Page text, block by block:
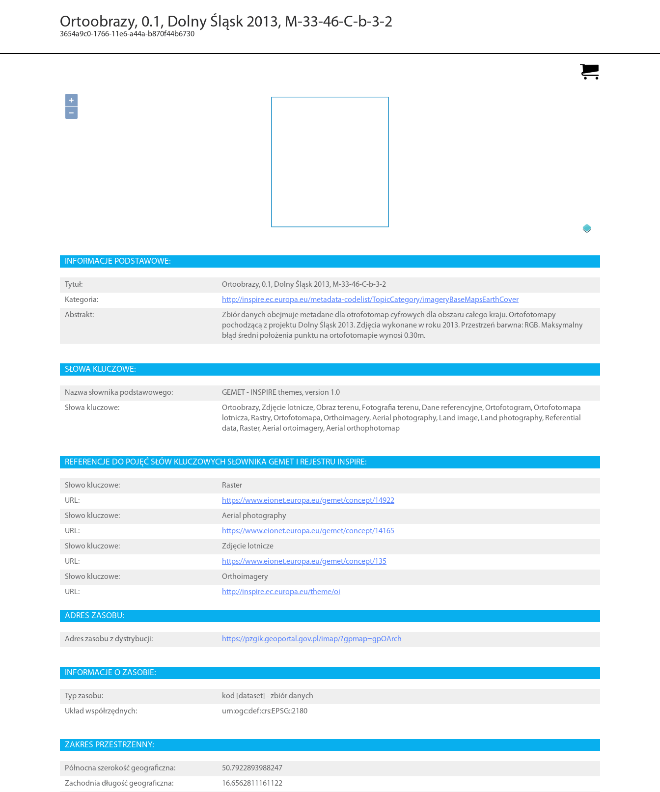
Ortoobrazy, 0.1, Dolny Śląsk 2013, M-33-46-C-b-3-2
3654a9c0-1766-11e6-a44a-b870f44b6730
+
−
INFORMACJE PODSTAWOWE:
Tytuł:
Ortoobrazy, 0.1, Dolny Śląsk 2013, M-33-46-C-b-3-2
Kategoria:
http://inspire.ec.europa.eu/metadata-codelist/TopicCategory/imageryBaseMapsEarthCover
Abstrakt:
Zbiór danych obejmuje metadane dla otrofotomap cyfrowych dla obszaru całego kraju. Ortofotomapy
pochodzącą z projektu Dolny Śląsk 2013. Zdjęcia wykonane w roku 2013. Przestrzeń barwna: RGB. Maksymalny
błąd średni położenia punktu na ortofotomapie wynosi 0.30m.
SŁOWA KLUCZOWE:
Nazwa słownika podstawowego:
GEMET - INSPIRE themes, version 1.0
Słowa kluczowe:
Ortoobrazy,Zdjęcie lotnicze,Obraz terenu, Fotografia terenu, Dane referencyjne,Ortofotogram,Ortofotomapa
lotnicza, Rastry,Ortofotomapa,Orthoimagery,Aerial photography, Land image, Land photography, Referential
data, Raster,Aerial ortoimagery,Aerial orthophotomap
REFERENCJE DO POJĘĆ SŁÓW KLUCZOWYCH SŁOWNIKA GEMET I REJESTRU INSPIRE:
Słowo kluczowe:
Raster
URL:
https://www.eionet.europa.eu/gemet/concept/14922
Słowo kluczowe:
Aerial photography
URL:
https://www.eionet.europa.eu/gemet/concept/14165
Słowo kluczowe:
Zdjęcie lotnicze
URL:
https://www.eionet.europa.eu/gemet/concept/135
Słowo kluczowe:
Orthoimagery
URL:
http://inspire.ec.europa.eu/theme/oi
ADRES ZASOBU:
Adres zasobu z dystrybucji: https://pzgik.geoportal.gov.pl/imap/?gpmap=gpOArch
INFORMACJE O ZASOBIE:
Typ zasobu: kod [ dataset ] - zbiór danych
Układ współrzędnych:
urn:ogc:def:crs:EPSG::2180
ZAKRES PRZESTRZENNY:
Północna szerokość geograficzna:
50.7922893988247
Zachodnia długość geograficzna:
16.6562811161122